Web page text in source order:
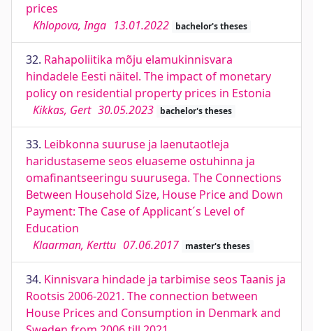
prices
Khlopova, Inga 13.01.2022 bachelor's theses
32. Rahapoliitika mõju elamukinnisvara
hindadele Eesti näitel. The impact of monetary
policy on residential property prices in Estonia
Kikkas, Gert 30.05.2023 bachelor's theses
33. Leibkonna suuruse ja laenutaotleja
haridustaseme seos eluaseme ostuhinna ja
omafinantseeringu suurusega. The Connections
Between Household Size, House Price and Down
Payment: The Case of Applicant´s Level of
Education
Klaarman, Kerttu 07.06.2017 master's theses
34. Kinnisvara hindade ja tarbimise seos Taanis ja
Rootsis 2006-2021. The connection between
House Prices and Consumption in Denmark and